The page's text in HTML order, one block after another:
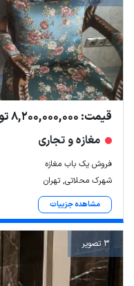
قیمت: 8,200,000,000 تومان
مغازه و تجاری
فروش یک باب مغازه
شهرک محلاتی, تهران
مشاهده جزییات
3 تصویر